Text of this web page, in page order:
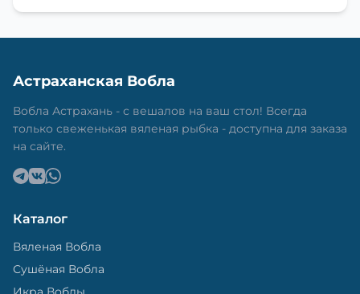
Астраханская Вобла
Вобла Астрахань - с вешалов на ваш стол! Всегда
только свеженькая вяленая рыбка - доступна для заказа
на сайте.
Каталог
Вяленая Вобла
Сушёная Вобла